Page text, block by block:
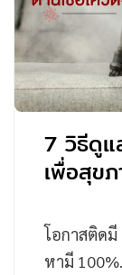
7 วิธีดูแ
เพื่อสุข
โอกาสติดมี
หามี